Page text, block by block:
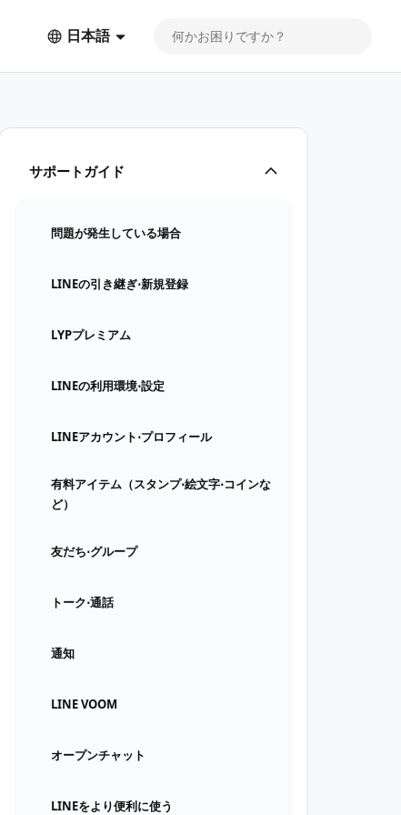
日本語
サポートガイド
問題が発生している場合
LINEの引き継ぎ⋅新規登録
LYPプレミアム
LINEの利用環境⋅設定
LINEアカウント⋅プロフィール
有料アイテム（スタンプ⋅絵文字⋅コインな
ど）
友だち⋅グループ
トーク⋅通話
通知
LINE VOOM
オープンチャット
LINEをより便利に使う